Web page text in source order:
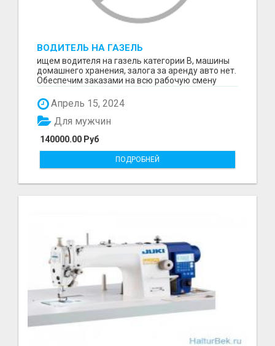
ВОДИТЕЛЬ НА ГАЗЕЛЬ
ищем водителя на газель категории В, машины
домашнего хранения, залога за аренду авто нет.
Обеспечим заказами на всю рабочую смену
Апрель 15, 2024
140000.00 Руб
Для мужчин
ПОДРОБНЕЙ